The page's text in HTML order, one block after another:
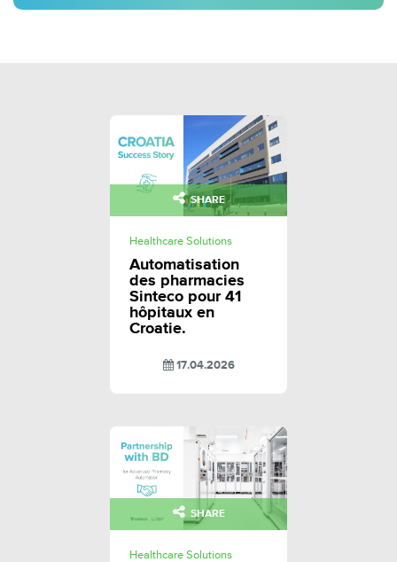
SHARE
Healthcare Solutions
Automatisation
des pharmacies
Sinteco pour 41
hôpitaux en
Croatie.
17.04.2026
SHARE
Healthcare Solutions